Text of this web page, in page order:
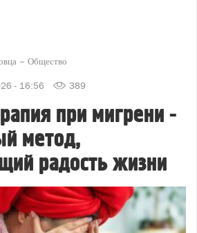
Общество
- 16:56 389
при мигрени -
метод,
радость жизни